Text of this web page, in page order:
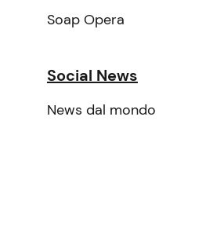
Soap Opera
Social News
News dal mondo